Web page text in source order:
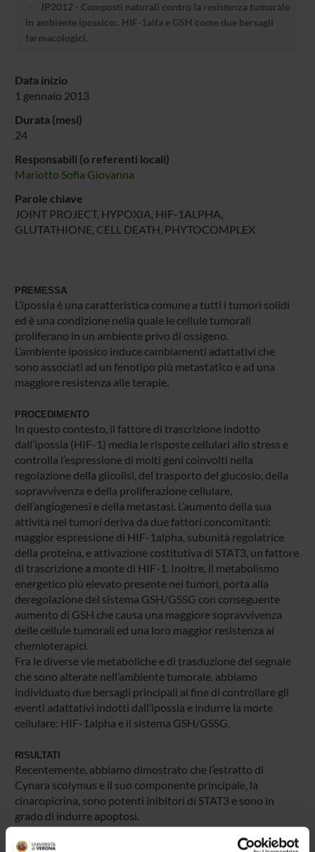
JP2012 - Composti naturali contro la resistenza tumorale
in ambiente ipossico:. HIF-1alfa e GSH come due bersagli
farmacologici.
Data inizio
1 gennaio 2013
Durata (mesi)
24
Responsabili (o referenti locali)
Mariotto Sofia Giovanna
Parole chiave
JOINT PROJECT, HYPOXIA, HIF-1ALPHA,
GLUTATHIONE, CELL DEATH, PHYTOCOMPLEX
PREMESSA
L’ipossia è una caratteristica comune a tutti i tumori solidi
ed è una condizione nella quale le cellule tumorali
proliferano in un ambiente privo di ossigeno.
L’ambiente ipossico induce cambiamenti adattativi che
sono associati ad un fenotipo più metastatico e ad una
maggiore resistenza alle terapie.
PROCEDIMENTO
In questo contesto, il fattore di trascrizione indotto
dall’ipossia (HIF-1) media le risposte cellulari allo stress e
controlla l’espressione di molti geni coinvolti nella
regolazione della glicolisi, del trasporto del glucosio, della
sopravvivenza e della proliferazione cellulare,
dell’angiogenesi e della metastasi. L’aumento della sua
attività nei tumori deriva da due fattori concomitanti:
maggior espressione di HIF-1alpha, subunità regolatrice
della proteina, e attivazione costitutiva di STAT3, un fattore
di trascrizione a monte di HIF-1. Inoltre, il metabolismo
energetico più elevato presente nei tumori, porta alla
deregolazione del sistema GSH/GSSG con conseguente
aumento di GSH che causa una maggiore sopravvivenza
delle cellule tumorali ed una loro maggior resistenza ai
chemioterapici.
Fra le diverse vie metaboliche e di trasduzione del segnale
che sono alterate nell’ambiente tumorale, abbiamo
individuato due bersagli principali al fine di controllare gli
eventi adattativi indotti dall’ipossia e indurre la morte
cellulare: HIF-1alpha e il sistema GSH/GSSG.
RISULTATI
Recentemente, abbiamo dimostrato che l’estratto di
Cynara scolymus e il suo componente principale, la
cinaropicrina, sono potenti inibitori di STAT3 e sono in
grado di indurre apoptosi.
Sulla base di questi risultati, gli scopi principali di questo
progetto sono lo studio della capacità dell’estratto di